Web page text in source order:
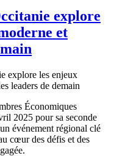
explore
et
Économiques
2025 pour sa seconde
événement régional clé
cœur des défis et des